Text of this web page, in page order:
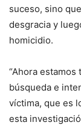
suceso, sino
desgracia y
homicidio.
“Ahora estamos
búsqueda e
víctima, que es
esta